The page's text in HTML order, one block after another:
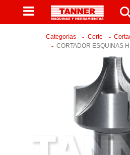
Categorías Corte
CORTADOR ESQUINAS